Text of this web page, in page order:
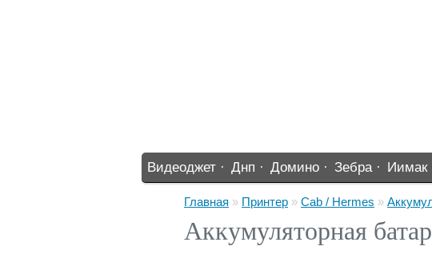
Видеоджет · Днп · Домино · Зебра · Иимак
Главная » Принтер » Cab / Hermes »
Аккумуляторная